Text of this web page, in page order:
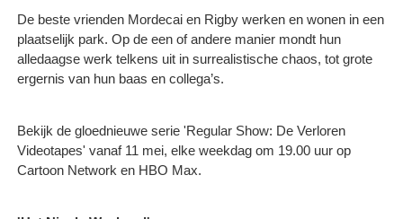
De beste vrienden Mordecai en Rigby werken en wonen in een
plaatselijk park. Op de een of andere manier mondt hun
alledaagse werk telkens uit in surrealistische chaos, tot grote
ergernis van hun baas en collega’s.
Bekijk de gloednieuwe serie 'Regular Show: De Verloren
Videotapes' vanaf 11 mei, elke weekdag om 19.00 uur op
Cartoon Network en HBO Max.